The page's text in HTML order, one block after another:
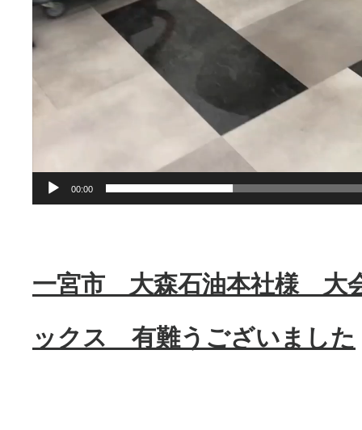
ー
00:00
一宮市 大森石油本社様
ックス 有難うございました